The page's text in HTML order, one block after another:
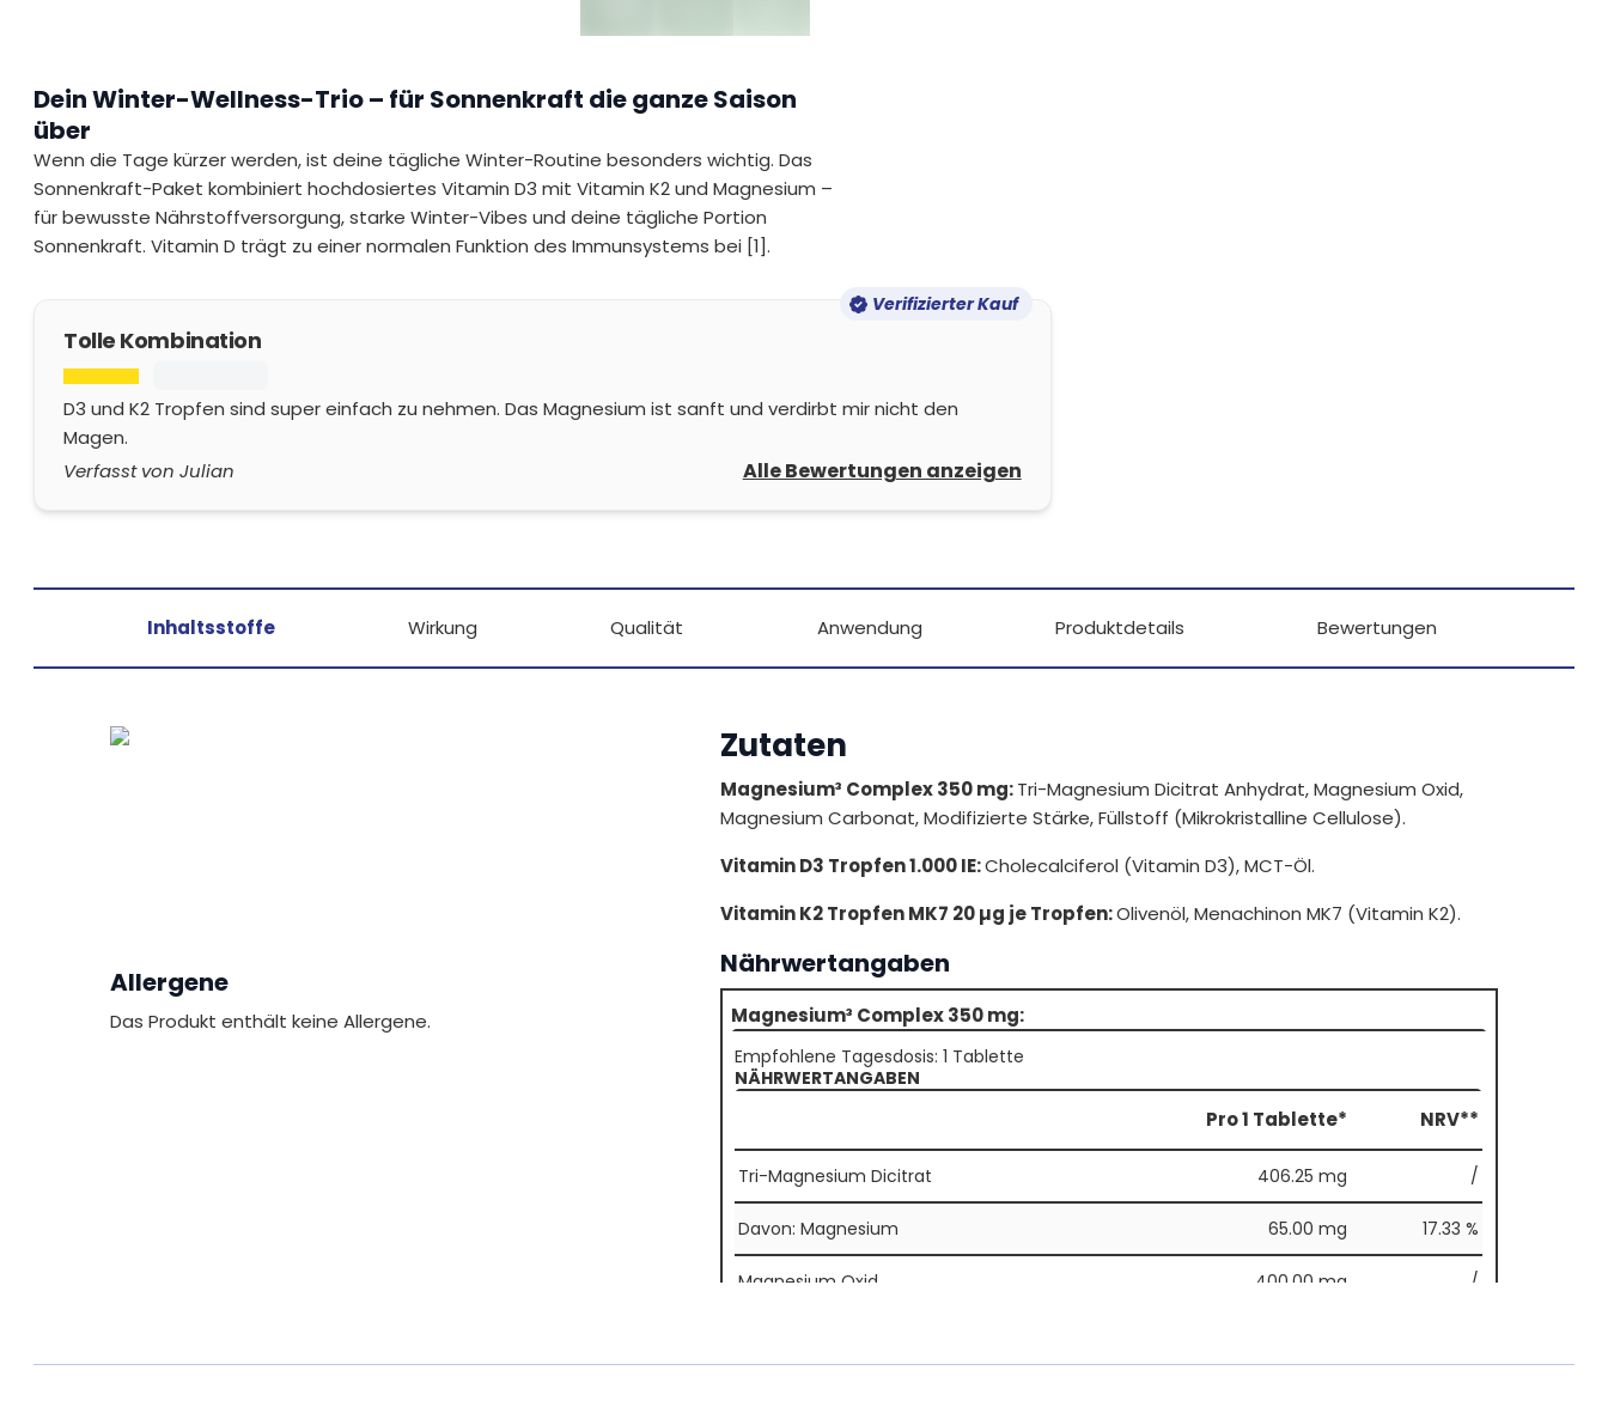
Dein Winter-Wellness-Trio – für Sonnenkraft die ganze Saison
über
Wenn die Tage kürzer werden, ist deine tägliche Winter-Routine besonders wichtig. Das
Sonnenkraft-Paket kombiniert hochdosiertes Vitamin D3 mit Vitamin K2 und Magnesium –
für bewusste Nährstoffversorgung, starke Winter-Vibes und deine tägliche Portion
Sonnenkraft. Vitamin D trägt zu einer normalen Funktion des Immunsystems bei [1].
Verifizierter Kauf
Tolle Kombination
D3 und K2 Tropfen sind super einfach zu nehmen. Das Magnesium ist sanft und verdirbt mir nicht den
Magen.
Verfasst von Julian
Alle Bewertungen anzeigen
Inhaltsstoffe Wirkung Qualität Anwendung Produktdetails Bewertungen
Zutaten
Magnesium³ Complex 350 mg:Tri-Magnesium Dicitrat Anhydrat, Magnesium Oxid,
Magnesium Carbonat, Modifizierte Stärke, Füllstoff (Mikrokristalline Cellulose).
Vitamin D3 Tropfen 1.000 IE:Cholecalciferol (Vitamin D3), MCT-Öl.
Vitamin K2 Tropfen MK7 20 µg je Tropfen:Olivenöl, Menachinon MK7 (Vitamin K2).
Allergene
Das Produkt enthält keine Allergene.
Nährwertangaben
Magnesium³ Complex 350 mg:
Empfohlene Tagesdosis: 1 Tablette
NÄHRWERTANGABEN
Pro 1 Tablette* NRV**
Tri-Magnesium Dicitrat 406.25 mg /
Davon: Magnesium 65.00 mg 17.33 %
Magnesium Oxid 400.00 mg /